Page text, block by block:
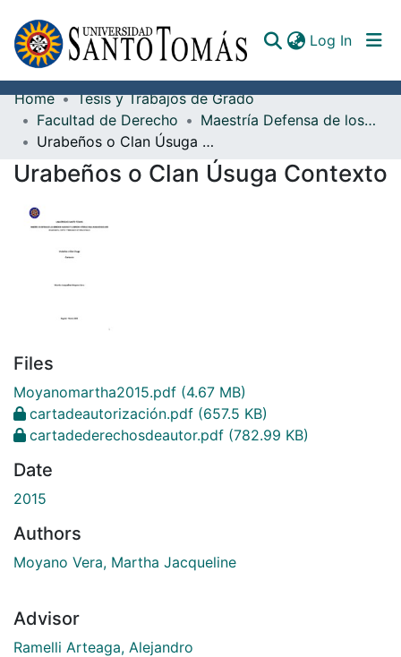
Log In
Communities & Collections
All of DSpace
Documents
Home
Tesis y Trabajos de Grado
Facultad de Derecho
Maestría Defensa de los Derechos Humanos y el DIH ante Organismos, Tribunales y Cortes Internacionales
Urabeños o Clan Úsuga Contexto
Urabeños o Clan Úsuga Contexto
Files
Moyanomartha2015.pdf (4.67 MB)
cartadeautorización.pdf (657.5 KB)
cartadederechosdeautor.pdf (782.99 KB)
Date
2015
Authors
Moyano Vera, Martha Jacqueline
Advisor
Ramelli Arteaga, Alejandro